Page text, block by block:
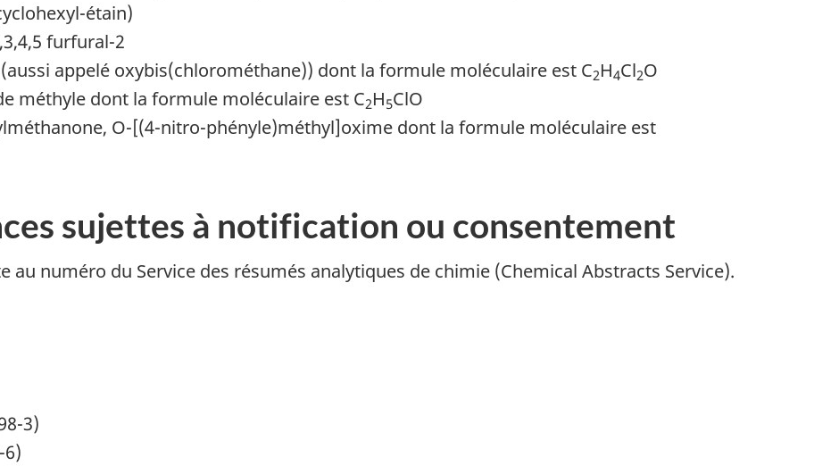
étain)
furfural-2
appelé oxybis(chlorométhane)) dont la formule moléculaire est C2H4Cl2O
méthyle dont la formule moléculaire est C2H5ClO
O-[(4-nitro-phényle)méthyl]oxime dont la formule moléculaire est
sujettes à notification ou consentement
au numéro du Service des résumés analytiques de chimie (Chemical Abstracts Service).
3)
6)